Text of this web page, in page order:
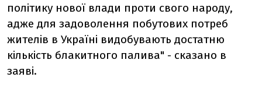
політику нової влади проти свого народу,
адже для задоволення побутових потреб
жителів в Україні видобувають достатню
кількість блакитного палива" - сказано в
заяві.